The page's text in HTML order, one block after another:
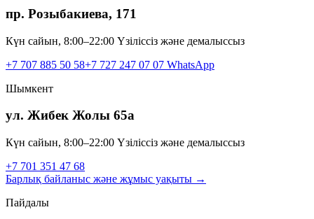
пр. Розыбакиева, 171
Күн сайын, 8:00–22:00 Үзіліссіз және демалыссыз
+7 707 885 50 58+7 727 247 07 07 WhatsApp
Шымкент
ул. Жибек Жолы 65а
Күн сайын, 8:00–22:00 Үзіліссіз және демалыссыз
+7 701 351 47 68
Барлық байланыс және жұмыс уақыты →
Пайдалы